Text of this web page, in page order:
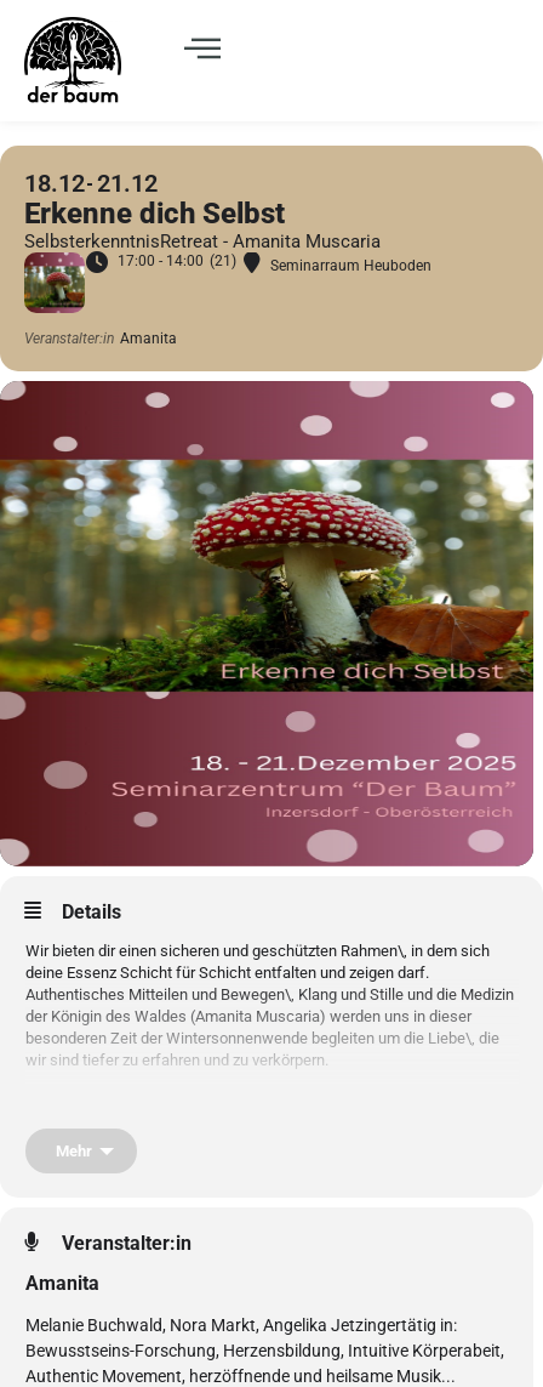
18.12 21.12
Erkenne dich Selbst
SelbsterkenntnisRetreat - Amanita Muscaria
17:00 - 14:00 (21) Seminarraum Heuboden
Veranstalter:in Amanita
Details
Wir bieten dir einen sicheren und geschützten Rahmen\, in dem sich
deine Essenz Schicht für Schicht entfalten und zeigen darf.
Authentisches Mitteilen und Bewegen\, Klang und Stille und die Medizin
der Königin des Waldes (Amanita Muscaria) werden uns in dieser
besonderen Zeit der Wintersonnenwende begleiten um die Liebe\, die
wir sind tiefer zu erfahren und zu verkörpern.
Mehr
Veranstalter:in
Amanita
Melanie Buchwald, Nora Markt, Angelika Jetzingertätig in:
Bewusstseins-Forschung, Herzensbildung, Intuitive Körperabeit,
Authentic Movement, herzöffnende und heilsame Musik...